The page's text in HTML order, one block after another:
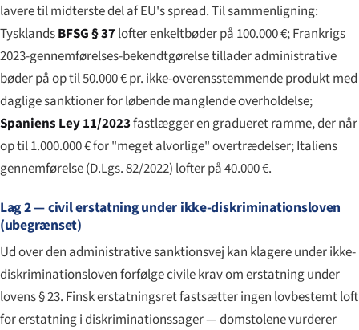
lavere til midterste del af EU's spread. Til sammenligning:
TysklandsBFSG § 37lofter enkeltbøder på 100.000 €; Frankrigs
2023-gennemførelses-bekendtgørelse tillader administrative
bøder på op til 50.000 € pr. ikke-overensstemmende produkt med
daglige sanktioner for løbende manglende overholdelse;
Spaniens Ley 11/2023fastlægger en gradueret ramme, der når
op til 1.000.000 € for "meget alvorlige" overtrædelser; Italiens
gennemførelse (D.Lgs. 82/2022) lofter på 40.000 €.
Lag 2 — civil erstatning under ikke-diskriminationsloven
(ubegrænset)
Ud over den administrative sanktionsvej kan klagere under ikke-
diskriminationsloven forfølge civile krav om erstatning under
lovens § 23. Finsk erstatningsret fastsætter ingen lovbestemt loft
for erstatning i diskriminationssager — domstolene vurderer